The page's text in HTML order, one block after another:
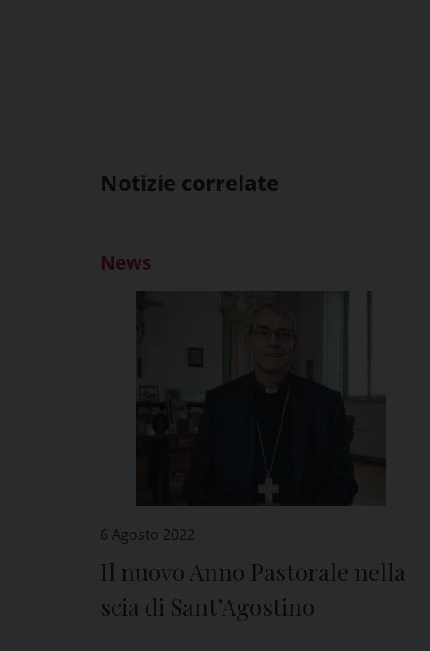
Notizie correlate
News
6 Agosto 2022
Il nuovo Anno Pastorale nella
scia di Sant’Agostino